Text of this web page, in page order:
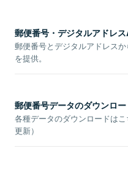
郵便番号・デジタルアドレ
郵便番号とデジタルアドレス
を提供。
郵便番号データのダウンロー
各種データのダウンロードは
更新）